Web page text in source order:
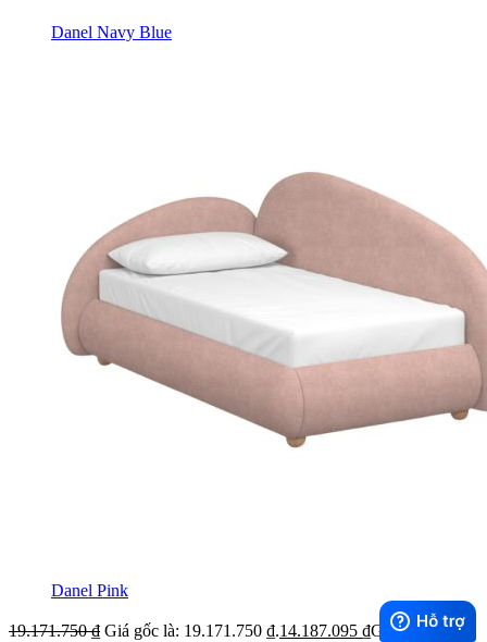
Danel Navy Blue
Danel Pink
19.171.750₫ Giá gốc là: 19.171.750 ₫.14.187.095 ₫Giá hiện tại là: